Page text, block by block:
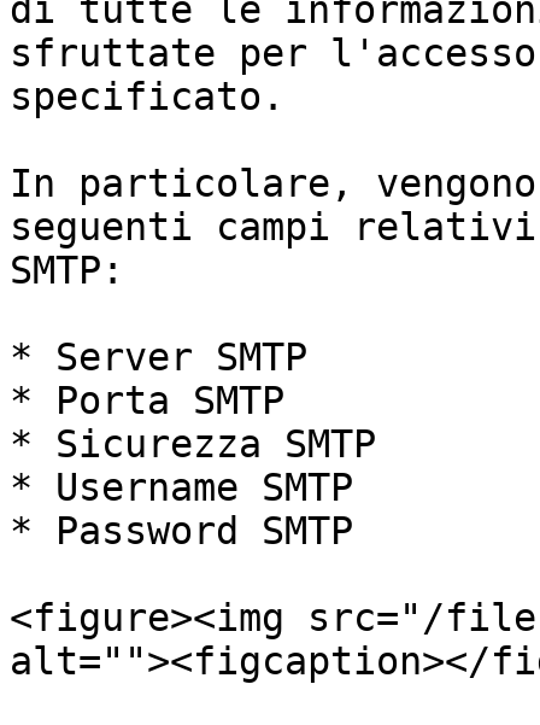
di tutte le informazioni
sfruttate per
specificato.
In particolare,
seguenti campi
SMTP:
* Server SMTP
* Porta SMTP
* Sicurezza SMTP
* Username SMTP
* Password SMTP
<figure><img src="/
alt=""><figcaption></